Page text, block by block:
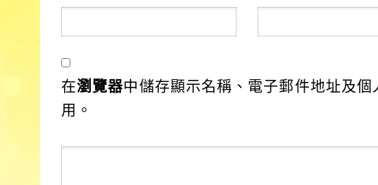
在瀏覽器中儲存顯示名稱、電子郵件地址及
用。